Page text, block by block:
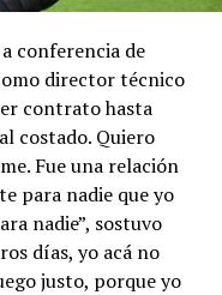
conferencia de
director técnico
contrato hasta
costado. Quiero
Fue una relación
para nadie que yo
nadie”, sostuvo
días, yo acá no
justo, porque yo